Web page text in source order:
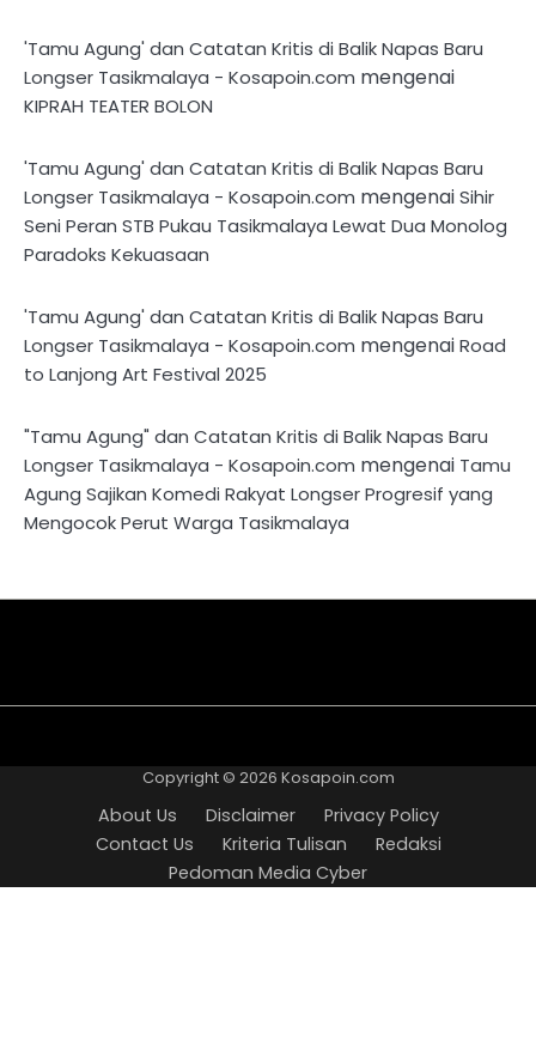
'Tamu Agung' dan Catatan Kritis di Balik Napas Baru
Longser Tasikmalaya - Kosapoin.com mengenai
KIPRAH TEATER BOLON
'Tamu Agung' dan Catatan Kritis di Balik Napas Baru
Longser Tasikmalaya - Kosapoin.com mengenaiSihir
Seni Peran STB Pukau Tasikmalaya Lewat Dua Monolog
Paradoks Kekuasaan
'Tamu Agung' dan Catatan Kritis di Balik Napas Baru
Longser Tasikmalaya - Kosapoin.com mengenaiRoad
to Lanjong Art Festival 2025
"Tamu Agung" dan Catatan Kritis di Balik Napas Baru
Longser Tasikmalaya - Kosapoin.com mengenai Tamu
Agung Sajikan Komedi Rakyat Longser Progresif yang
Mengocok Perut Warga Tasikmalaya
Us
Policy
Us
Tulisan
Media
Copyright © 2026 Kosapoin.com
About Us Disclaimer
Privacy Policy
Contact Us
Kriteria Tulisan
Redaksi
Pedoman Media Cyber